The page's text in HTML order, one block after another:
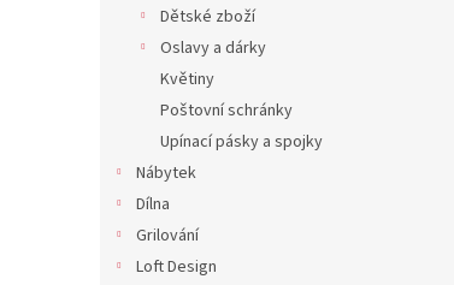
Dětské zboží
Oslavy a dárky
Květiny
Poštovní schránky
Upínací pásky a spojky
Nábytek
Dílna
Grilování
Loft Design